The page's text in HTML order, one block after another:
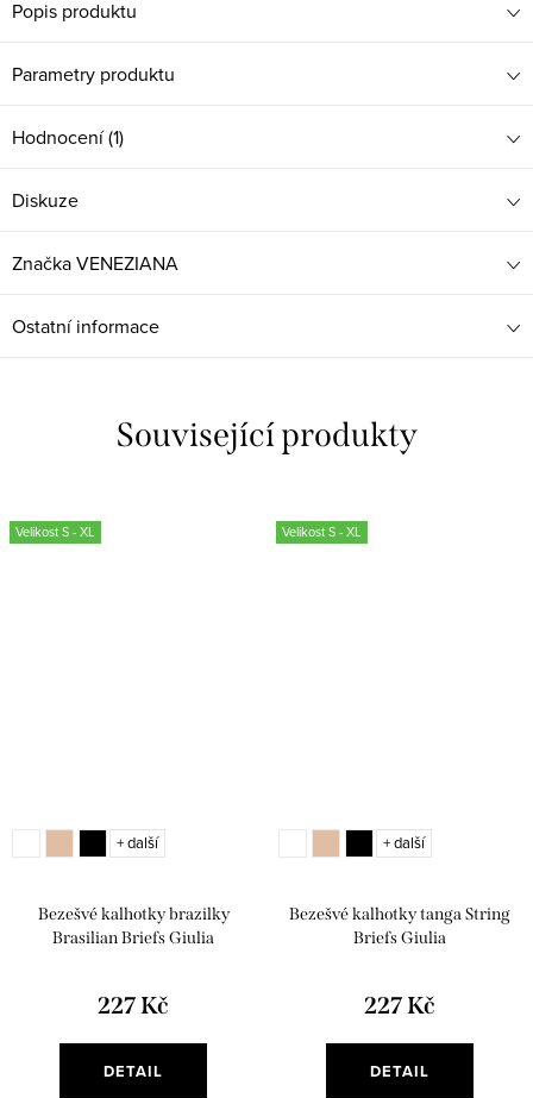
Popis produktu
Parametry produktu
Hodnocení (1)
Diskuze
ZnačkaVENEZIANA
Ostatní informace
Související produkty
Velikost S - XL
Bezešvé kalhotky brazilky
Brasilian Briefs Giulia
227 Kč
DETAIL
+ další
Velikost S - XL
Bezešvé kalhotky tanga String
Briefs Giulia
227 Kč
DETAIL
+ další